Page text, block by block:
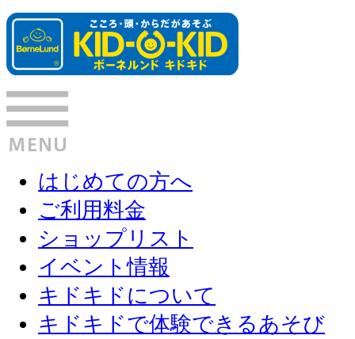
はじめての方へ
ご利用料金
ショップリスト
イベント情報
キドキドについて
キドキドで体験できるあそび